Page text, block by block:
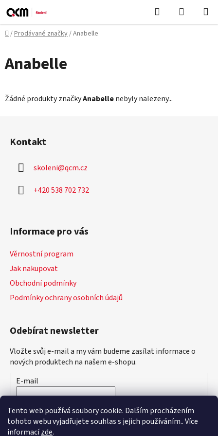
Tento web používá soubory cookie. Dalším procházením
tohoto webu vyjadřujete souhlas s jejich používáním.. Více
informacízde.
na
obsah
Hledat
KOŠÍK
Domů
/Prodávané značky/Anabelle
Anabelle
Žádné produkty značkyAnabellenebyly nalezeny...
Kontakt
skoleni@qcm.cz
+420 538 702 732
Informace pro vás
Věrnostní program
Jak nakupovat
Obchodní podmínky
Podmínky ochrany osobních údajů
Odebírat newsletter
Vložte svůj e-mail a my vám budeme zasílat informace o
nových produktech na našem e-shopu.
E-mail
Vložením e-mailu souhlasíte s podmínkami ochrany
osobních údajů